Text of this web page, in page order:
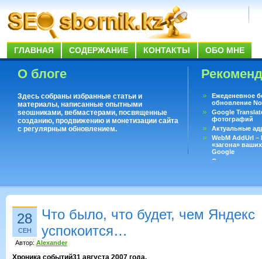
ГЛАВНАЯ СОДЕРЖАНИЕ КОНТАКТЫ ОБО МНЕ
О блоге
Здесь собраны избранные статьи и
материалы, написанные опытными
seoшниками, вебмастерами, посвященные
созданию, продвижению и монетизации сайта
с регулярным обновлением.
Ежеденевное
обновление
Google
фотографий
Актуальные
WebM AddUrl
«загона»
Google
Существует
28
СЕН
Что было, что будет, чем Яндекс
успокоится…
Автор: Alexander
Хроника событий31 августа 2007 года.